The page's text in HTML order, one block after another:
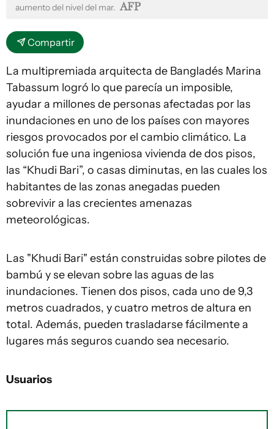
aumento del nivel del mar. AFP
Compartir
La multipremiada arquitecta de Bangladés Marina
Tabassum logró lo que parecía un imposible,
ayudar a millones de personas afectadas por las
inundaciones en uno de los países con mayores
riesgos provocados por el cambio climático. La
solución fue una ingeniosa vivienda de dos pisos,
las “Khudi Bari”, o casas diminutas, en las cuales los
habitantes de las zonas anegadas pueden
sobrevivir a las crecientes amenazas
meteorológicas.
Las "Khudi Bari" están construidas sobre pilotes de
bambú y se elevan sobre las aguas de las
inundaciones. Tienen dos pisos, cada uno de 9,3
metros cuadrados, y cuatro metros de altura en
total. Además, pueden trasladarse fácilmente a
lugares más seguros cuando sea necesario.
Usuarios